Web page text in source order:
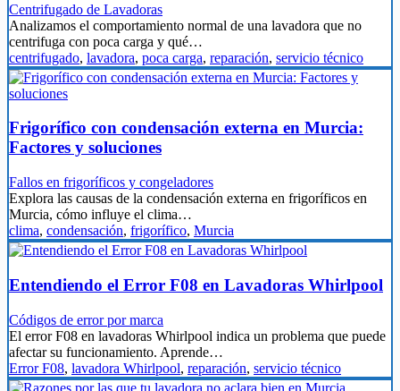
Centrifugado de Lavadoras
Analizamos el comportamiento normal de una lavadora que no
centrifuga con poca carga y qué…
centrifugado, lavadora, poca carga, reparación, servicio técnico
Frigorífico con condensación externa en Murcia:
Factores y soluciones
Fallos en frigoríficos y congeladores
Explora las causas de la condensación externa en frigoríficos en
Murcia, cómo influye el clima…
clima, condensación, frigorífico, Murcia
Entendiendo el Error F08 en Lavadoras Whirlpool
Códigos de error por marca
El error F08 en lavadoras Whirlpool indica un problema que puede
afectar su funcionamiento. Aprende…
Error F08, lavadora Whirlpool, reparación, servicio técnico